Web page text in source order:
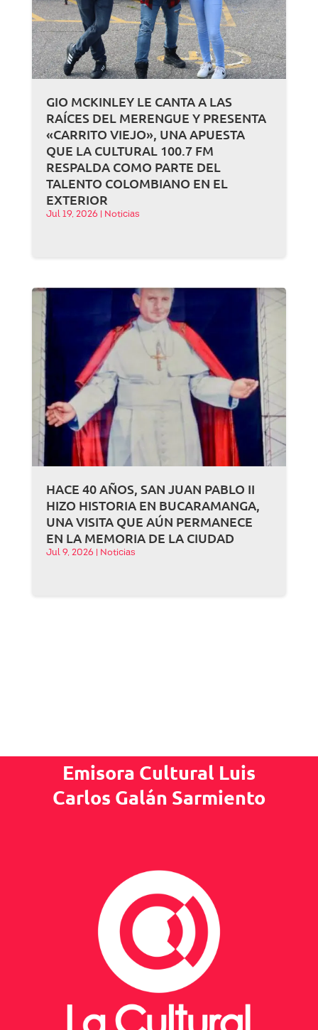
GIO MCKINLEY LE CANTA A LAS
RAÍCES DEL MERENGUE Y PRESENTA
«CARRITO VIEJO», UNA APUESTA
QUE LA CULTURAL 100.7 FM
RESPALDA COMO PARTE DEL
TALENTO COLOMBIANO EN EL
EXTERIOR
Jul 19, 2026 Noticias
HACE 40 AÑOS, SAN JUAN PABLO II
HIZO HISTORIA EN BUCARAMANGA,
UNA VISITA QUE AÚN PERMANECE
EN LA MEMORIA DE LA CIUDAD
Jul 9, 2026 Noticias
Emisora Cultural Luis
Carlos Galán Sarmiento